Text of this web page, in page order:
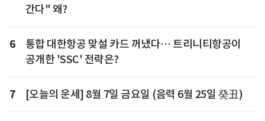
간다" 왜?
6
통합 대한항공 맞설 카드 꺼냈다… 트리니티항공이
공개한 'SSC' 전략은?
7 [오늘의 운세] 8월 7일 금요일 (음력 6월 25일 癸丑)